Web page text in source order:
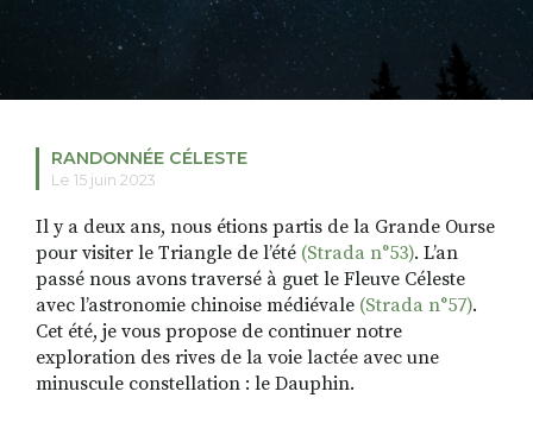
ROSÉE DE MAI
RECHERCHER
S'INSCRIRE À LA NEWSLETTER
FACEBOOKINSTAGRAM
LINKEDINYOUTUBE
RANDONNÉE CÉLESTE
Le 15 juin 2023
Il y a deux ans, nous étions partis de la Grande Ourse
pour visiter le Triangle de l’été (Strada n°53). L’an
passé nous avons traversé à guet le Fleuve Céleste
avec l’astronomie chinoise médiévale (Strada n°57).
Cet été, je vous propose de continuer notre
exploration des rives de la voie lactée avec une
minuscule constellation : le Dauphin.